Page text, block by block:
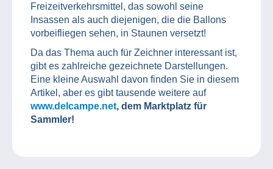
Freizeitverkehrsmittel, das sowohl seine
Insassen als auch diejenigen, die die Ballons
vorbeifliegen sehen, in Staunen versetzt!
Da das Thema auch für Zeichner interessant ist,
gibt es zahlreiche gezeichnete Darstellungen.
Eine kleine Auswahl davon finden Sie in diesem
Artikel, aber es gibt tausende weitere auf
www.delcampe.net, dem Marktplatz für
Sammler!